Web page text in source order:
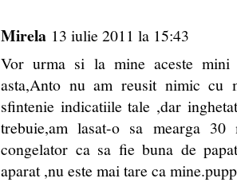
Mirela 13 iulie 2011 la 15:43
Vor urma si la mine aceste
asta,Anto nu am reusit nimic cu
sfintenie indicatiile tale ,dar
trebuie,am lasat-o sa mearga
congelator ca sa fie buna de
aparat ,nu este mai tare ca